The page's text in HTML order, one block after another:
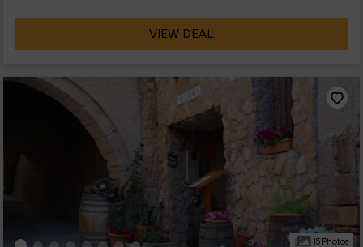
VIEW DEAL
15 Photos